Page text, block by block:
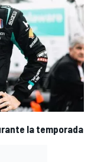
la temporada